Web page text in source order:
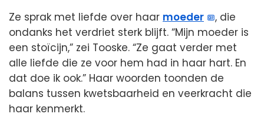
Ze sprak met liefde over haar moeder
, die
ondanks het verdriet sterk blijft. “Mijn moeder is
een stoïcijn,” zei Tooske. “Ze gaat verder met
alle liefde die ze voor hem had in haar hart. En
dat doe ik ook.” Haar woorden toonden de
balans tussen kwetsbaarheid en veerkracht die
haar kenmerkt.